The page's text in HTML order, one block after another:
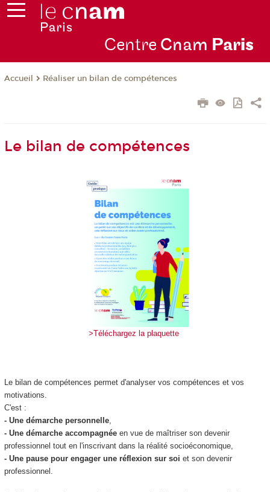
Centre Cnam Paris
Accueil Réaliser un bilan de compétences
Le bilan de compétences
>Téléchargez la plaquette
Le bilan de compétences permet d'analyser vos compétences et vos
motivations.
C'est :
- Une démarche personnelle,
- Une démarche accompagnéeen vue de maîtriser son devenir
professionnel tout en l'inscrivant dans la réalité socio­économique,
- Une pause pour engager une réflexion sur soi et son devenir
professionnel.